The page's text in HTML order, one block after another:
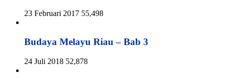
23 Februari 2017 55,498
Budaya Melayu Riau – Bab 3
24 Juli 2018 52,878